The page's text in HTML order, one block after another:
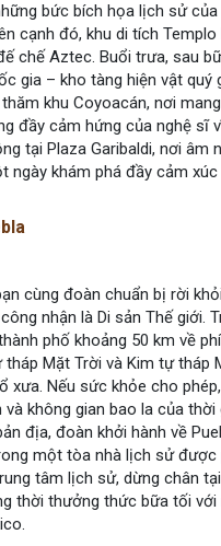
bức bích họa lịch sử
cạnh đó, khu di tích
chế Aztec. Buổi trưa, sau
gia – kho tàng hiện vật
khu Coyoacán, nơi
đầy cảm hứng của nghệ
tại Plaza Garibaldi, nơi
ngày khám phá đầy cảm xúc
cùng đoàn chuẩn bị rời
nhận là Di sản Thế giới.
phố khoảng 50 km về
tháp Mặt Trời và Kim tự
xưa. Nếu sức khỏe cho
không gian bao la của
địa, đoàn khởi hành về
một tòa nhà lịch sử
tâm lịch sử, dừng chân
thời thưởng thức bữa tối